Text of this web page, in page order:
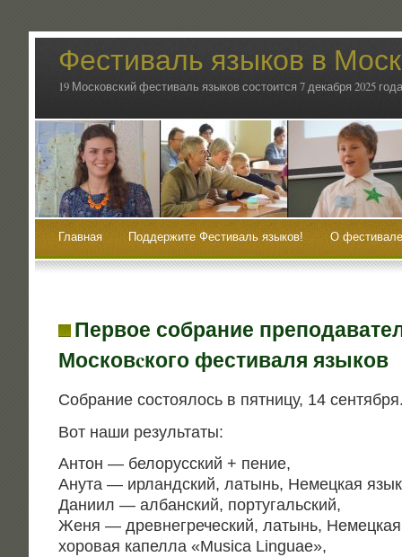
Фестиваль языков в
19 Московский фестиваль языков состоится 7 декабря 2025
Главная Поддержите Фестиваль языков! О
Первое собрание
Московcкого фестиваля языков
Собра­ние состо­я­лось в пят­ни­цу, 14
Вот наши результаты:
Антон — бело­рус­ский + пение,
Aну­та — ирланд­ский, латынь, Немец­кая
Дани­ил — албан­ский, португальский,
Женя — древ­не­гре­че­ский, латынь, Немец­кая
хоро­вая капел­ла «Musica Linguae»,